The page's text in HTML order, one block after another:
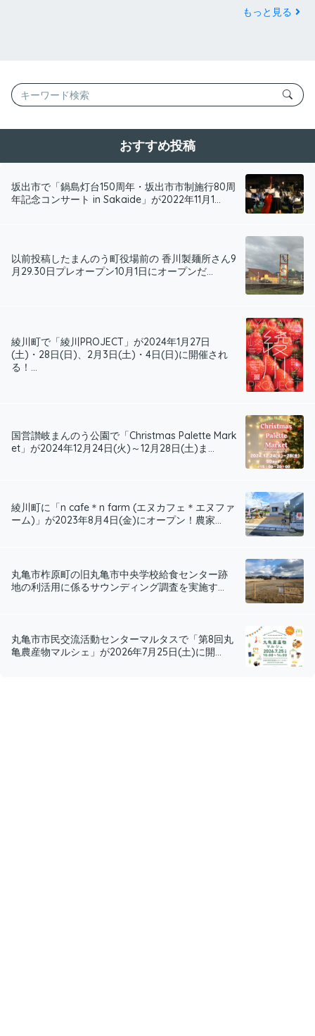
もっと見る
おすすめ投稿
坂出市で「鍋島灯台150周年・坂出市市制施行80周
年記念コンサート in Sakaide」が2022年11月1...
以前投稿したまんのう町役場前の 香川製麺所さん9
月29.30日プレオープン10月1日にオープンだ...
綾川町で「綾川PROJECT」が2024年1月27日
(土)・28日(日)、2月3日(土)・4日(日)に開催され
る！...
国営讃岐まんのう公園で「Christmas Palette Mark
et」が2024年12月24日(火)～12月28日(土)ま...
綾川町に「n cafe＊n farm (エヌカフェ＊エヌファ
ーム)」が2023年8月4日(金)にオープン！農家...
丸亀市柞原町の旧丸亀市中央学校給食センター跡
地の利活用に係るサウンディング調査を実施す...
丸亀市市民交流活動センターマルタスで「第8回丸
亀農産物マルシェ」が2026年7月25日(土)に開...